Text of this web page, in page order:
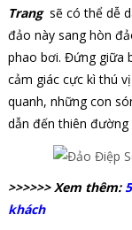
Trang sẽ có thể dễ
đảo này sang hòn
phao bơi. Đứng giữa
cảm giác cực kì thú
quanh, những con
dẫn đến thiên đường
>>>>>> Xem thêm:
khách